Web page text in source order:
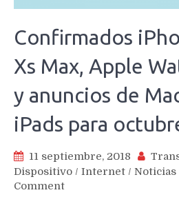
Confirmados
Xs Max, Apple
y anuncios de
iPads para
11 septiembre, 2018
Dispositivo / Internet / Noticias
Commenton